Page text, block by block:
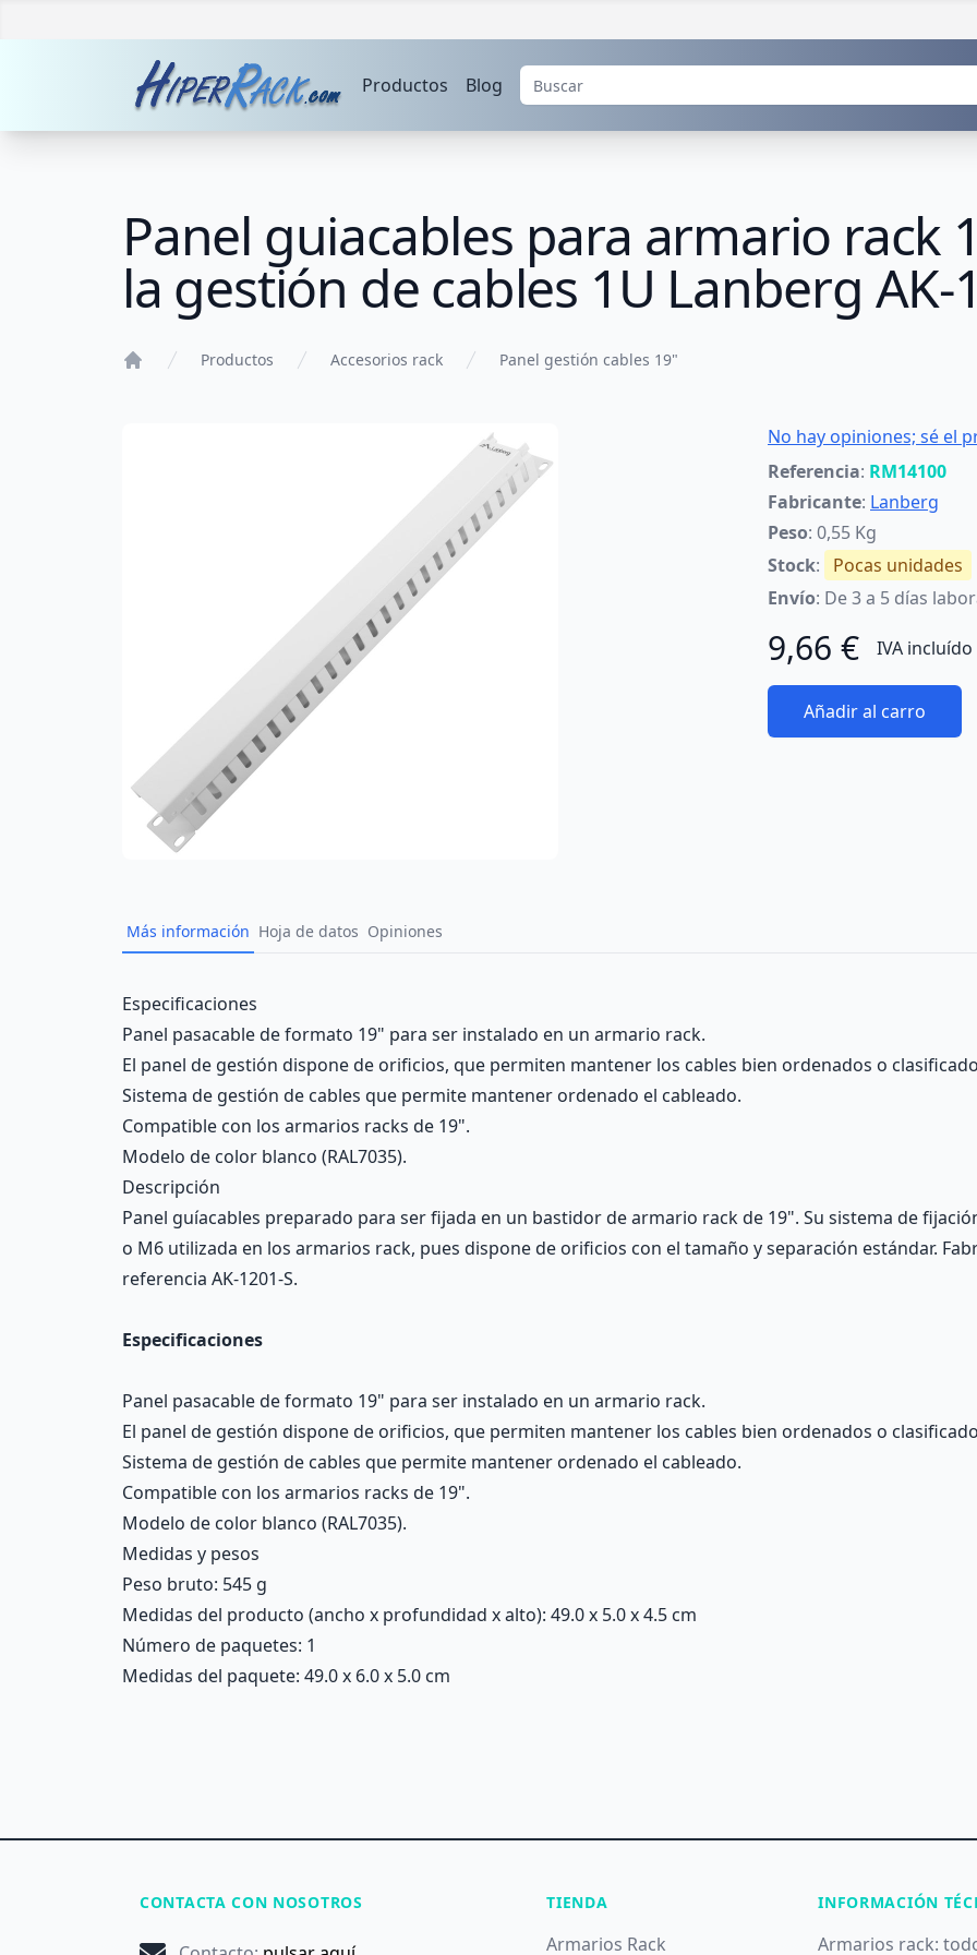
Productos Blog
Panel guiacables para armario rack
la gestión de cables 1U Lanberg AK-
Productos Accesorios rack Panel gestión cables 19"
No hay opiniones; sé el
Referencia: RM14100
Fabricante: Lanberg
Peso: 0,55 Kg
Stock:
Pocas unidades
Envío: De 3 a 5 días
9,66 € IVA incluído
Añadir al carro
Más información Hoja de datos Opiniones
Description
Especificaciones
Panel pasacable de formato 19" para ser instalado en un armario rack.
El panel de gestión dispone de orificios, que permiten mantener los cables bien ordenados o
Sistema de gestión de cables que permite mantener ordenado el cableado.
Compatible con los armarios racks de 19".
Modelo de color blanco (RAL7035).
Descripción
Panel guíacables preparado para ser fijada en un bastidor de armario rack de 19". Su sistema de
o M6 utilizada en los armarios rack, pues dispone de orificios con el tamaño y separación estándar.
referencia AK-1201-S.
Especificaciones
Panel pasacable de formato 19" para ser instalado en un armario rack.
El panel de gestión dispone de orificios, que permiten mantener los cables bien ordenados o
Sistema de gestión de cables que permite mantener ordenado el cableado.
Compatible con los armarios racks de 19".
Modelo de color blanco (RAL7035).
Medidas y pesos
Peso bruto: 545 g
Medidas del producto (ancho x profundidad x alto): 49.0 x 5.0 x 4.5 cm
Número de paquetes: 1
Medidas del paquete: 49.0 x 6.0 x 5.0 cm
CONTACTA CON NOSOTROS TIENDA
Armarios Rack
INFORMACIÓN
Armarios rack: